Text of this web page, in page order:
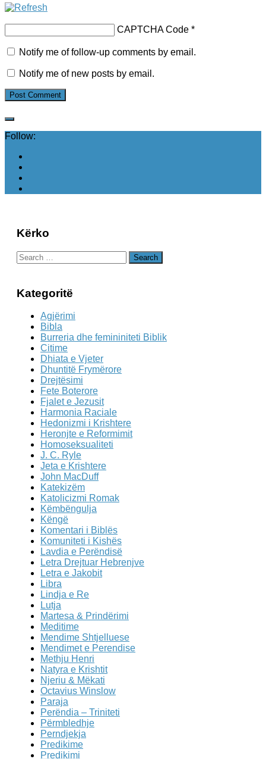
CAPTCHA Code *
Notify me of follow-up comments by email.
Notify me of new posts by email.
Follow:
Kërko
Search
for:
Kategoritë
Agjërimi
Bibla
Burreria dhe femininiteti Biblik
Citime
Dhiata e Vjeter
Dhuntitë Frymërore
Drejtësimi
Fete Boterore
Fjalet e Jezusit
Harmonia Raciale
Hedonizmi i Krishtere
Heronjte e Reformimit
Homoseksualiteti
J. C. Ryle
Jeta e Krishtere
John MacDuff
Katekizëm
Katolicizmi Romak
Këmbëngulja
Këngë
Komentari i Biblës
Komuniteti i Kishës
Lavdia e Perëndisë
Letra Drejtuar Hebrenjve
Letra e Jakobit
Libra
Lindja e Re
Lutja
Martesa & Prindërimi
Meditime
Mendime Shtjelluese
Mendimet e Perendise
Methju Henri
Natyra e Krishtit
Njeriu & Mëkati
Octavius Winslow
Paraja
Perëndia – Triniteti
Përmbledhje
Perndjekja
Predikime
Predikimi